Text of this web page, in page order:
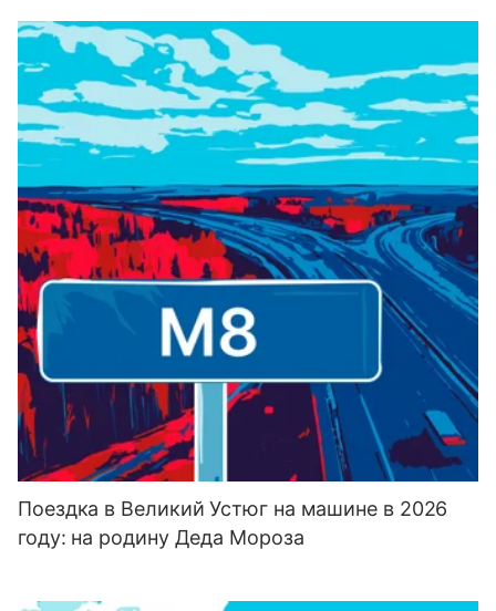
Поездка в Великий Устюг на машине в 2026
году: на родину Деда Мороза